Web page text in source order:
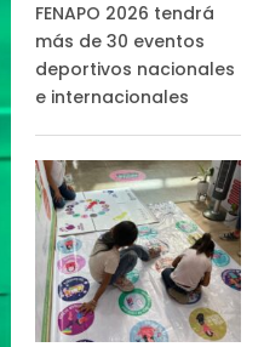
FENAPO 2026 tendrá
más de 30 eventos
deportivos nacionales
e internacionales